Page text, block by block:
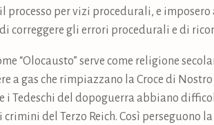
per vizi procedurali, e imposero
correggere gli errori procedurali e di
“Olocausto” serve come religione
a gas che rimpiazzano la Croce di
i Tedeschi del dopoguerra abbiano
del Terzo Reich. Così perseguono